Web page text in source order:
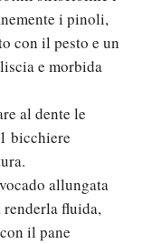
i pinoli,
con il pesto e un
e morbida
al dente le
bicchiere
allungata
renderla fluida,
il pane